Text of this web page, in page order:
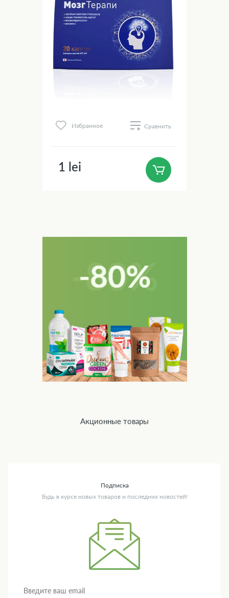
Избранное Сравнить
1 lei
Акционные товары
Подписка
Будь в курсе новых товаров и последних новостей!